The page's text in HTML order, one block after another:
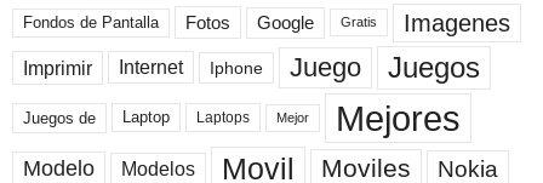
Fondos de Pantalla Fotos Google Gratis Imagenes
Imprimir Internet Iphone Juego Juegos
Juegos de Laptop Laptops Mejor Mejores
Modelo Modelos Movil Moviles Nokia